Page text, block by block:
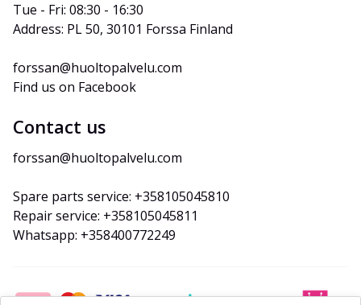
Tue - Fri: 08:30 - 16:30
Address: PL 50, 30101 Forssa Finland
forssan@huoltopalvelu.com
Find us on Facebook
Contact us
forssan@huoltopalvelu.com
Spare parts service: +358105045810
Repair service: +358105045811
Whatsapp: +358400772249